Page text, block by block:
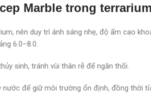
Marble trong terrarium
nên duy trì ánh sáng nhẹ, độ ẩm cao
6.0–8.0.
sinh, tránh vùi thân rễ để ngăn thối.
nước để giữ môi trường ổn định, đồng thời